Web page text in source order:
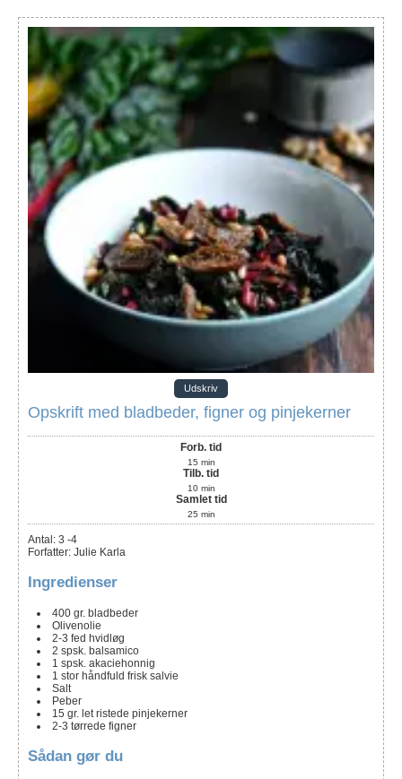
Udskriv
Opskrift med bladbeder, figner og pinjekerner
Forb. tid
15 min
Tilb. tid
10 min
Samlet tid
25 min
Antal : 3 -4
Forfatter: Julie Karla
Ingredienser
400 gr. bladbeder
Olivenolie
2-3 fed hvidløg
2 spsk. balsamico
1 spsk. akaciehonnig
1 stor håndfuld frisk salvie
Salt
Peber
15 gr. let ristede pinjekerner
2-3 tørrede figner
Sådan gør du